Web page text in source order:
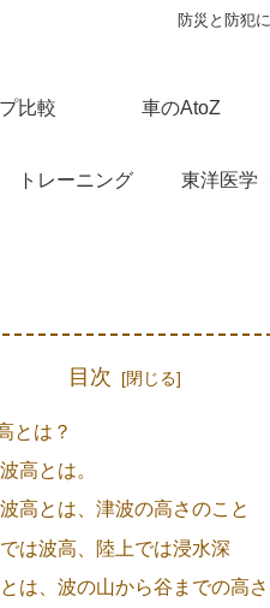
防災と防犯
比較 車のAtoZ
トレーニング 東洋医学
目次
とは？
高とは。
高とは、津波の高さのこと
は波高、陸上では浸水深
は、波の山から谷までの高さ